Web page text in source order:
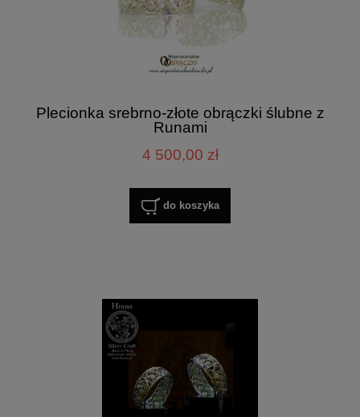
Plecionka srebrno-złote obrączki ślubne z
Runami
4 500,00 zł
do koszyka